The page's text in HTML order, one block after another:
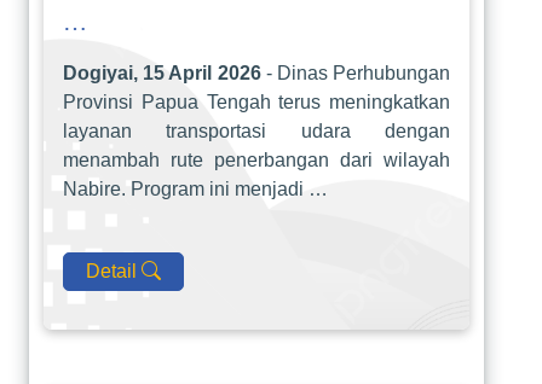
…
Dogiyai, 15 April 2026- Dinas Perhubungan
Provinsi Papua Tengah terus meningkatkan
layanan transportasi udara dengan
menambah rute penerbangan dari wilayah
Nabire. Program ini menjadi …
Detail